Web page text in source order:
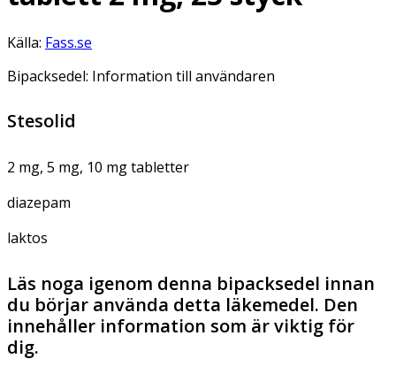
Källa: Fass.se
Bipacksedel: Information till användaren
Stesolid
2 mg, 5 mg, 10 mg tabletter
diazepam
laktos
Läs noga igenom denna bipacksedel innan
du börjar använda detta läkemedel. Den
innehåller information som är viktig för
dig.